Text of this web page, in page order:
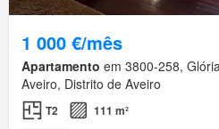
1 000 €/mês
Apartamento em 3800-258,
Aveiro, Distrito de Aveiro
T2 111 m²